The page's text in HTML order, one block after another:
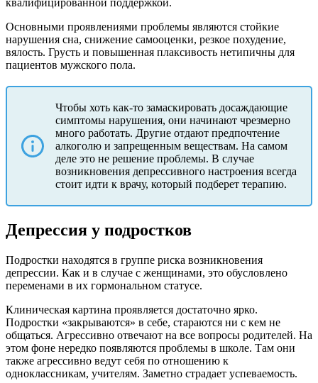
Основными проявлениями проблемы являются стойкие
нарушения сна, снижение самооценки, резкое похудение,
вялость. Грусть и повышенная плаксивость нетипичны для
пациентов мужского пола.
Чтобы хоть как-то замаскировать досаждающие
симптомы нарушения, они начинают чрезмерно
много работать. Другие отдают предпочтение
алкоголю и запрещенным веществам. На самом
деле это не решение проблемы. В случае
возникновения депрессивного настроения всегда
стоит идти к врачу, который подберет терапию.
Депрессия у подростков
Подростки находятся в группе риска возникновения
депрессии. Как и в случае с женщинами, это обусловлено
переменами в их гормональном статусе.
Клиническая картина проявляется достаточно ярко.
Подростки «закрываются» в себе, стараются ни с кем не
общаться. Агрессивно отвечают на все вопросы родителей. На
этом фоне нередко появляются проблемы в школе. Там они
также агрессивно ведут себя по отношению к
одноклассникам, учителям. Заметно страдает успеваемость.